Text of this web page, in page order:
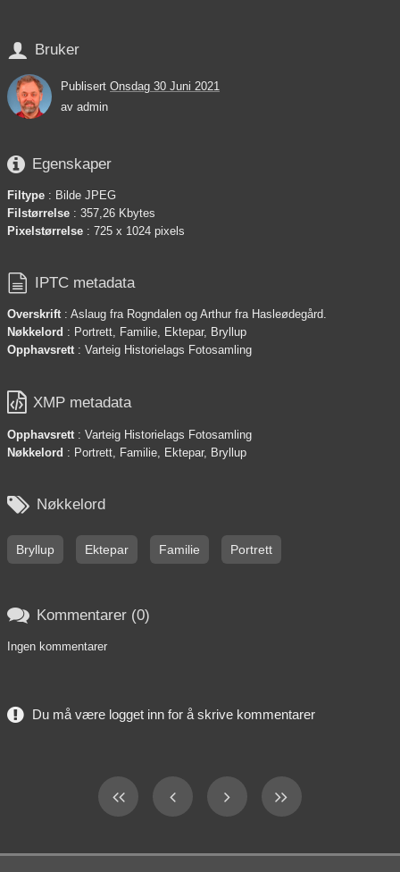
 Bruker
Publisert Onsdag 30 Juni 2021
av admin
 Egenskaper
Filtype : Bilde JPEG
Filstørrelse : 357,26 Kbytes
Pixelstørrelse : 725 x 1024 pixels
 IPTC metadata
Overskrift : Aslaug fra Rogndalen og Arthur fra Hasleødegård.
Nøkkelord : Portrett, Familie, Ektepar, Bryllup
Opphavsrett : Varteig Historielags Fotosamling
 XMP metadata
Opphavsrett : Varteig Historielags Fotosamling
Nøkkelord : Portrett, Familie, Ektepar, Bryllup
 Nøkkelord
Bryllup Ektepar Familie Portrett
 Kommentarer (0)
Ingen kommentarer
Du må være logget inn for å skrive kommentarer